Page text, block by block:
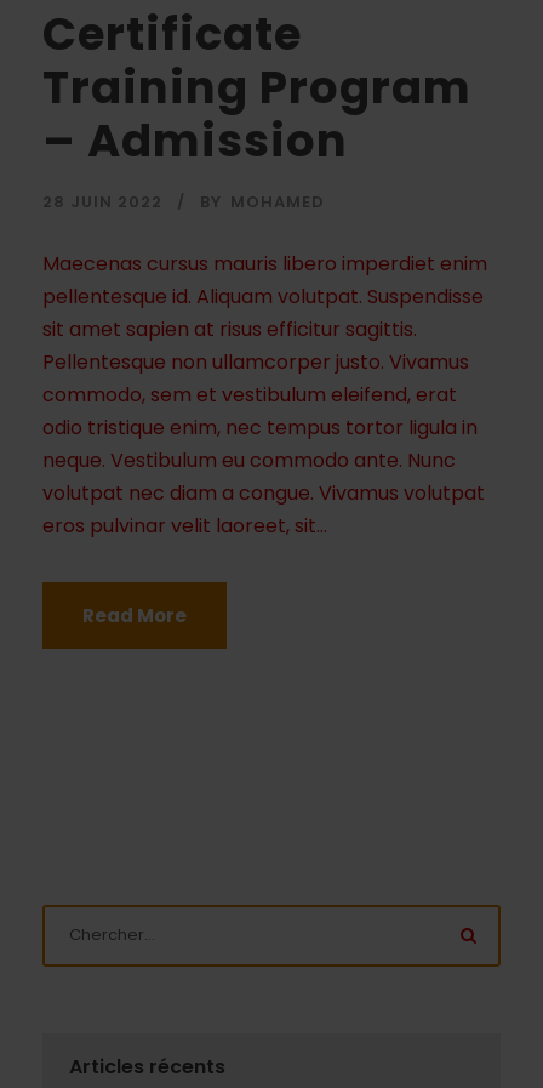
Certificate
Training Program
– Admission
28 JUIN 2022 BY MOHAMED
Maecenas cursus mauris libero imperdiet enim
pellentesque id. Aliquam volutpat. Suspendisse
sit amet sapien at risus efficitur sagittis.
Pellentesque non ullamcorper justo. Vivamus
commodo, sem et vestibulum eleifend, erat
odio tristique enim, nec tempus tortor ligula in
neque. Vestibulum eu commodo ante. Nunc
volutpat nec diam a congue. Vivamus volutpat
eros pulvinar velit laoreet, sit...
Read More
Articles récents